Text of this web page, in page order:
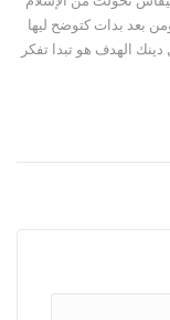
بعد بدات كتوضح ليها
الهدف هو تبدا تفكر